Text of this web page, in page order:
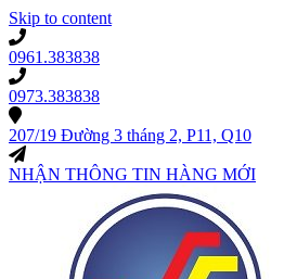
Skip to content
0961.383838
0973.383838
207/19 Đường 3 tháng 2, P11, Q10
NHẬN THÔNG TIN HÀNG MỚI